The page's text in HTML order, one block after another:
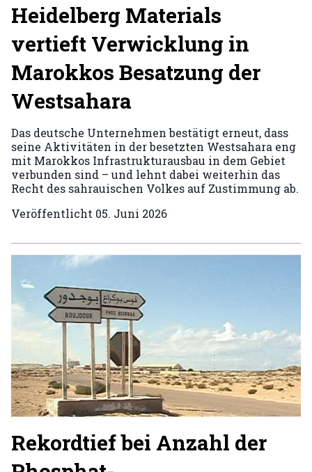
Heidelberg Materials
vertieft Verwicklung in
Marokkos Besatzung der
Westsahara
Das deutsche Unternehmen bestätigt erneut, dass
seine Aktivitäten in der besetzten Westsahara eng
mit Marokkos Infrastrukturausbau in dem Gebiet
verbunden sind – und lehnt dabei weiterhin das
Recht des sahrauischen Volkes auf Zustimmung ab.
Veröffentlicht 05. Juni 2026
Rekordtief bei Anzahl der